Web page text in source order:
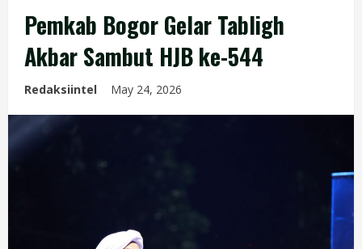
Pemkab Bogor Gelar Tabligh
Akbar Sambut HJB ke-544
Redaksiintel May 24, 2026